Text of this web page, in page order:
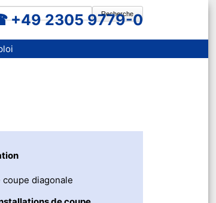
Recherche
+49 2305 9779-0
diagonale